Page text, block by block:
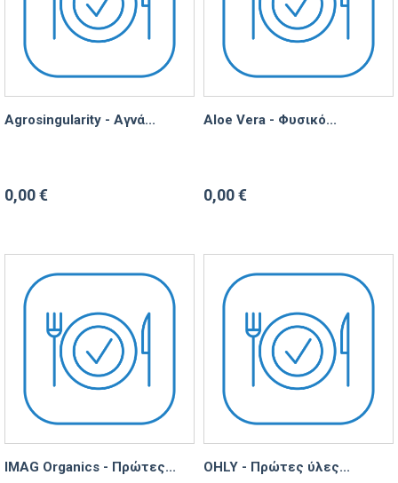
Agrosingularity - Αγνά...
0,00 €
Aloe Vera - Φυσικό...
0,00 €
IMAG Organics - Πρώτες... OHLY - Πρώτες ύλες...